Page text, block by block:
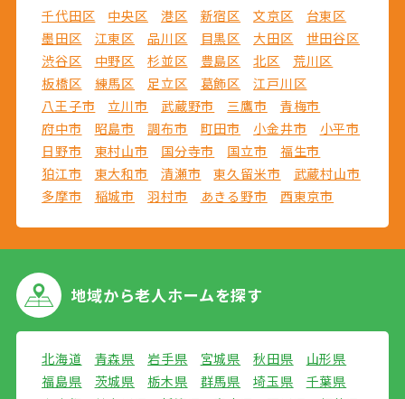
千代田区 中央区 港区 新宿区 文京区
台東区
墨田区
江東区 品川区 目黒区 大田区
世田谷区
渋谷区
中野区 杉並区 豊島区 北区
荒川区
板橋区
練馬区 足立区 葛飾区
江戸川区
八王子市
立川市 武蔵野市 三鷹市
青梅市
府中市
昭島市 調布市 町田市 小金井市
小平市
日野市
東村山市 国分寺市 国立市
福生市
狛江市
東大和市 清瀬市 東久留米市
武蔵村山市
多摩市
稲城市 羽村市 あきる野市 西東京市
地域から老人ホームを探す
北海道 青森県 岩手県 宮城県 秋田県
山形県
福島県
茨城県 栃木県 群馬県 埼玉県
千葉県